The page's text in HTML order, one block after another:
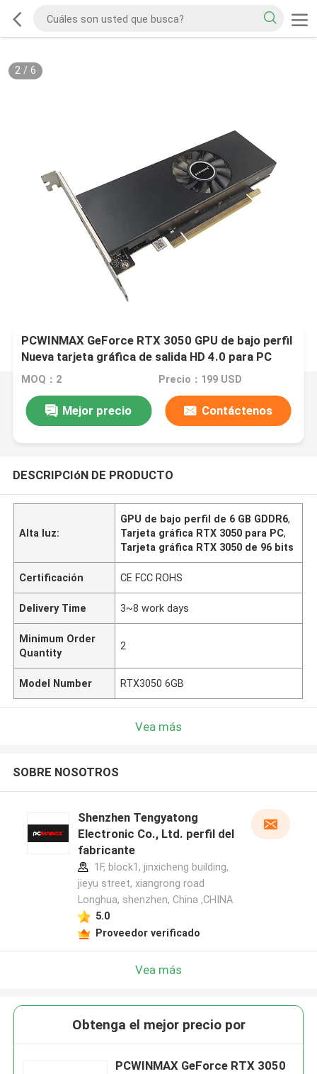
2/ 6
PCWINMAX GeForce RTX 3050 GPU de bajo perfil
Nueva tarjeta gráfica de salida HD 4.0 para PC
MOQ：2 Precio：199 USD
Mejor precio Contáctenos
DESCRIPCIóN DE PRODUCTO
Alta luz:
GPU de bajo perfil de 6 GB GDDR6,
Tarjeta gráfica RTX 3050 para PC,
Tarjeta gráfica RTX 3050 de 96 bits
Certificación CE FCC ROHS
Delivery Time 3~8 work days
Minimum Order
Quantity
2
Model Number RTX3050 6GB
Vea más
SOBRE NOSOTROS
Shenzhen Tengyatong
Electronic Co., Ltd. perfil del
fabricante
1F, block1, jinxicheng building,
jieyu street, xiangrong road
Longhua, shenzhen, China ,CHINA
5.0
Proveedor verificado
Vea más
Obtenga el mejor precio por
PCWINMAX GeForce RTX 3050